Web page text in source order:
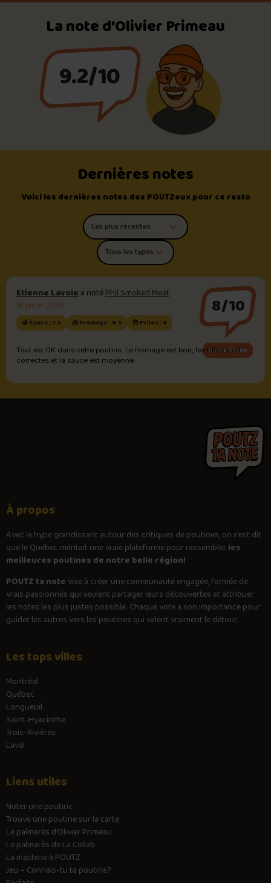
La note d'Olivier Primeau
9.2/10
Dernières notes
Voici les dernières notes des POUTZeux pour ce resto
Trier les commentaires
Filtrer par type de poutine
Etienne Lavoiea notéPhil Smoked Meat
18 juillet 2025
🍯 Sauce : 7.5 🧀 Fromage : 8.5 🍟 Frites : 8
8/10
Sauce brune
Tout est OK dans cette poutine. Le fromage est bon, les frites sont
correctes et la sauce est moyenne.
À propos
Avec lehypegrandissant autour des critiques de poutines, on s’est dit
que le Québec méritait une vraie plateforme pour rassemblerles
meilleures poutines de notre belle région!
POUTZ ta note vise à créer une communauté engagée, formée de
vrais passionnés qui veulent partager leurs découvertes et attribuer
les notes les plus justes possible. Chaque vote a son importance pour
guider les autres vers les poutines qui valent vraiment le détour.
Les tops villes
Montréal
Québec
Longueuil
Saint-Hyacinthe
Trois-Rivières
Laval
Liens utiles
Noter une poutine
Trouve une poutine sur la carte
Le palmarès d’Olivier Primeau
Le palmarès de La Collab
La machine à POUTZ
Jeu – Connais-tu ta poutine?